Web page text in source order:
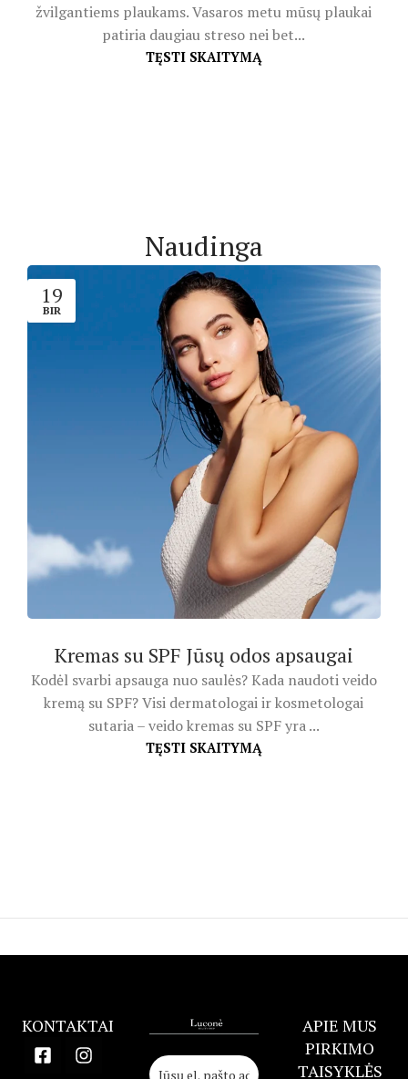
žvilgantiems plaukams. Vasaros metu mūsų plaukai
patiria daugiau streso nei bet...
TĘSTI SKAITYMĄ
Naudinga
19
BIR
Kremas su SPF Jūsų odos apsaugai
Kodėl svarbi apsauga nuo saulės? Kada naudoti veido
kremą su SPF? Visi dermatologai ir kosmetologai
sutaria – veido kremas su SPF yra ...
TĘSTI SKAITYMĄ
KONTAKTAI
APIE MUS
PIRKIMO
TAISYKLĖS